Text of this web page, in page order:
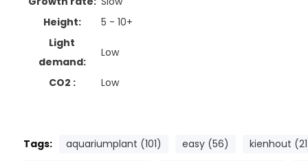
Height:
5 - 10+
Light
demand:
Low
CO2 : Low
Tags: aquariumplant (101) easy (56) kienhout